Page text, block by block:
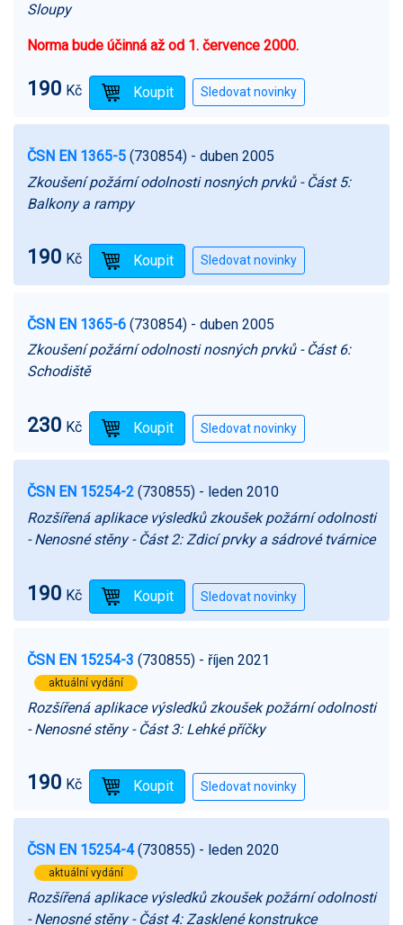
Sloupy
Norma bude účinná až od 1. července 2000.
190 Kč
ČSN EN 1365-5 (730854) - duben 2005
Zkoušení požární odolnosti nosných prvků - Část 5:
Balkony a rampy
190 Kč
ČSN EN 1365-6 (730854) - duben 2005
Zkoušení požární odolnosti nosných prvků - Část 6:
Schodiště
230 Kč
ČSN EN 15254-2 (730855) - leden 2010
Rozšířená aplikace výsledků zkoušek požární odolnosti
- Nenosné stěny - Část 2: Zdicí prvky a sádrové tvárnice
190 Kč
ČSN EN 15254-3 (730855) - říjen 2021
aktuální vydání
Rozšířená aplikace výsledků zkoušek požární odolnosti
- Nenosné stěny - Část 3: Lehké příčky
190 Kč
ČSN EN 15254-4(730855) - leden 2020
aktuální vydání
Rozšířená aplikace výsledků zkoušek požární odolnosti
- Nenosné stěny - Část 4: Zasklené konstrukce